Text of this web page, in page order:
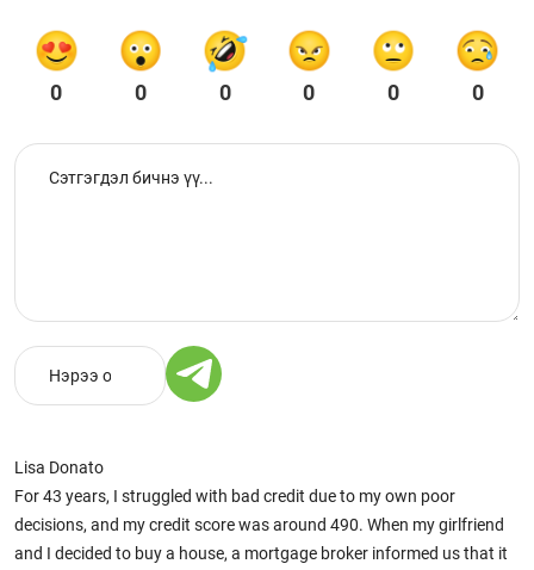
0 0 0 0 0 0
Lisa Donato
For 43 years, I struggled with bad credit due to my own poor
decisions, and my credit score was around 490. When my girlfriend
and I decided to buy a house, a mortgage broker informed us that it